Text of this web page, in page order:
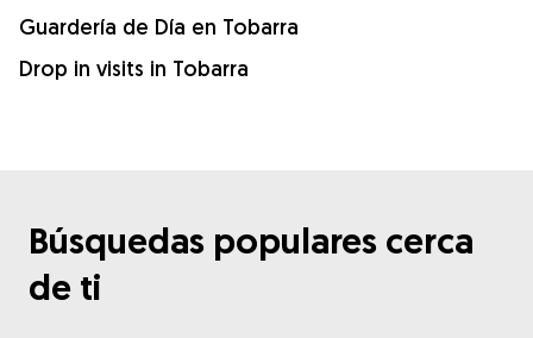
Guardería de Día en Tobarra
Drop in visits in Tobarra
Búsquedas populares cerca
de ti